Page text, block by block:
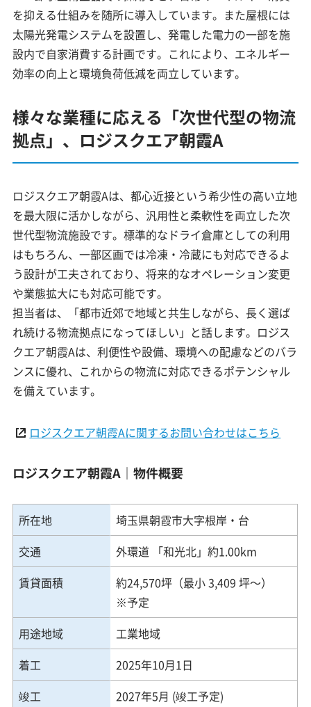
を抑える仕組みを随所に導入しています。また屋根には
太陽光発電システムを設置し、発電した電力の一部を施
設内で自家消費する計画です。これにより、エネルギー
効率の向上と環境負荷低減を両立しています。
様々な業種に応える「次世代型の物流
拠点」、ロジスクエア朝霞A
ロジスクエア朝霞Aは、都心近接という希少性の高い立地
を最大限に活かしながら、汎用性と柔軟性を両立した次
世代型物流施設です。標準的なドライ倉庫としての利用
はもちろん、一部区画では冷凍・冷蔵にも対応できるよ
う設計が工夫されており、将来的なオペレーション変更
や業態拡大にも対応可能です。
担当者は、「都市近郊で地域と共生しながら、長く選ば
れ続ける物流拠点になってほしい」と話します。ロジス
クエア朝霞Aは、利便性や設備、環境への配慮などのバラ
ンスに優れ、これからの物流に対応できるポテンシャル
を備えています。
ロジスクエア朝霞Aに関するお問い合わせはこちら
ロジスクエア朝霞A｜物件概要
所在地
埼玉県朝霞市大字根岸・台
交通
外環道 「和光北」約1.00km
賃貸面積
約24,570坪（最小 3,409 坪～）
※予定
用途地域
工業地域
着工
2025年10月1日
竣工
2027年5月 (竣工予定)